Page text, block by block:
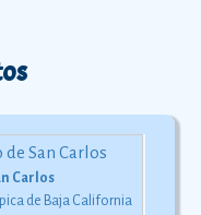
Carlos
de Baja California